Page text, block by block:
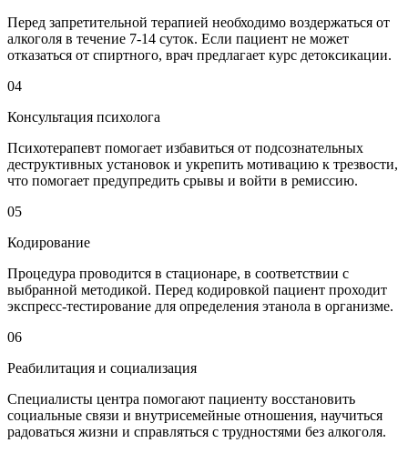
Перед запретительной терапией необходимо воздержаться от
алкоголя в течение 7-14 суток. Если пациент не может
отказаться от спиртного, врач предлагает курс детоксикации.
04
Консультация психолога
Психотерапевт помогает избавиться от подсознательных
деструктивных установок и укрепить мотивацию к трезвости,
что помогает предупредить срывы и войти в ремиссию.
05
Кодирование
Процедура проводится в стационаре, в соответствии с
выбранной методикой. Перед кодировкой пациент проходит
экспресс-тестирование для определения этанола в организме.
06
Реабилитация и социализация
Специалисты центра помогают пациенту восстановить
социальные связи и внутрисемейные отношения, научиться
радоваться жизни и справляться с трудностями без алкоголя.